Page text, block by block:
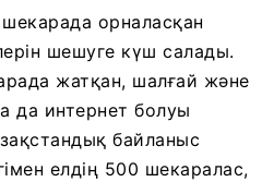
орналасқан
шешуге күш салады.
жатқан, шалғай және
да интернет болуы
байланыс
елдің 500 шекаралас,